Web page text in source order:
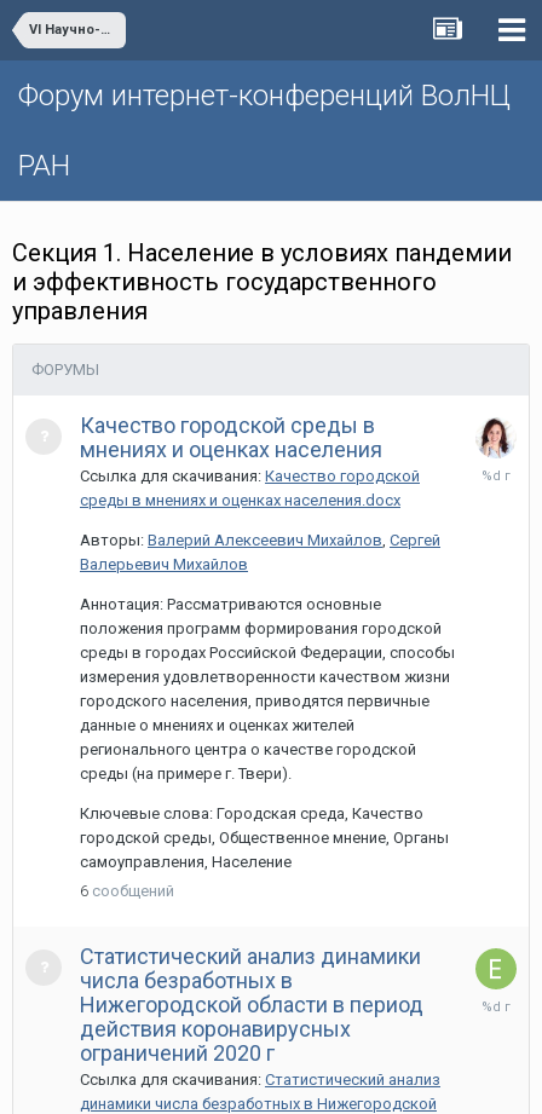
VI Научно-практическая интернет-конференция «Глобальные вызовы и региональное развитие в зеркале социологических измерений»
Форум интернет-конференций ВолНЦ
РАН
Секция 1. Население в условиях пандемии
и эффективность государственного
управления
ФОРУМЫ
Качество городской среды в
мнениях и оценках населения
Ссылка для скачивания: Качество городской
среды в мнениях и оценках населения.docx
Авторы: Валерий Алексеевич Михайлов, Сергей
Валерьевич Михайлов
Аннотация: Рассматриваются основные
положения программ формирования городской
среды в городах Российской Федерации, способы
измерения удовлетворенности качеством жизни
городского населения, приводятся первичные
данные о мнениях и оценках жителей
регионального центра о качестве городской
среды (на примере г. Твери).
Ключевые слова: Городская среда, Качество
городской среды, Общественное мнение, Органы
самоуправления, Население
6 сообщений
5
Статистический анализ динамики
числа безработных в
Нижегородской области в период
действия коронавирусных
ограничений 2020 г
Ссылка для скачивания: Статистический анализ
динамики числа безработных в Нижегородской
1